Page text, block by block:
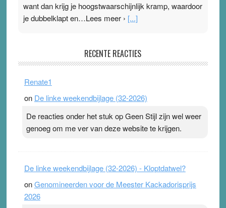
want dan krijg je hoogstwaarschijnlijk kramp, waardoor
je dubbelklapt en…Lees meer › [...]
Ward van Beek
topsporters. Ze hopen ermee hun hartslag te verlagen
terwijl ze meer zuurstof opnemen. Daarop heeft zo’n
ademen’ kan goud waard zijn. Door…Lees meer
Pleisterplakkers in de topspsort ›[...]
RECENTE REACTIES
Renate1
on De linke weekendbijlage (32-2026)
De reacties onder het stuk op Geen Stijl zijn wel weer
genoeg om me ver van deze website te krijgen.
De linke weekendbijlage (32-2026) - Kloptdatwel?
onGenomineerden voor de Meester Kackadorisprijs
2026